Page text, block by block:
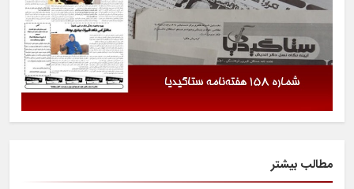
مطالب بیشتر